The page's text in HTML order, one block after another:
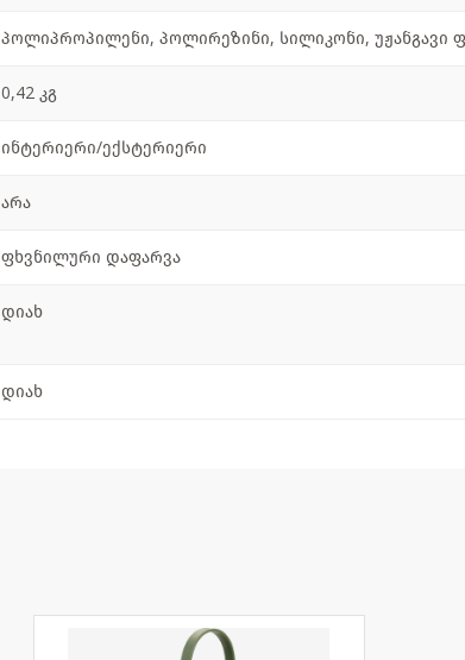
პოლიპროპილენი, პოლირეზინი, სილიკონი, უჟანგავი
0,42 კგ
ინტერიერი/ექსტერიერი
არა
ფხვნილური დაფარვა
დიახ
დიახ